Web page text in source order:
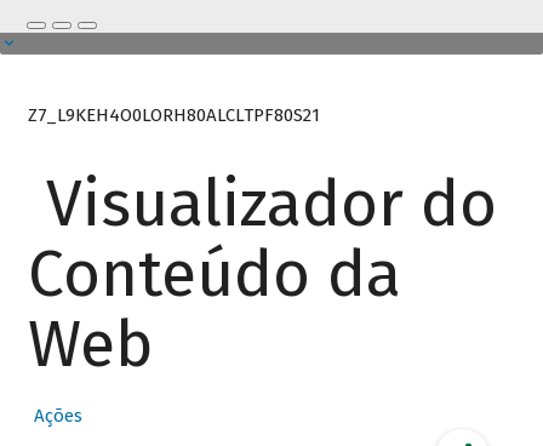
Z7_L9KEH4O0LORH80ALCLTPF80S21
Visualizador do
Conteúdo da
Web
Ações